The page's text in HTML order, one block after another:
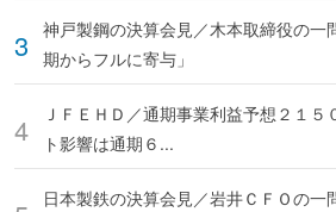
神戸製鋼の決算会見／木本取締役の一
期からフルに寄与」
ＪＦＥＨＤ／通期事業利益予想２１５
ト影響は通期６...
日本製鉄の決算会見／岩井ＣＦＯの一